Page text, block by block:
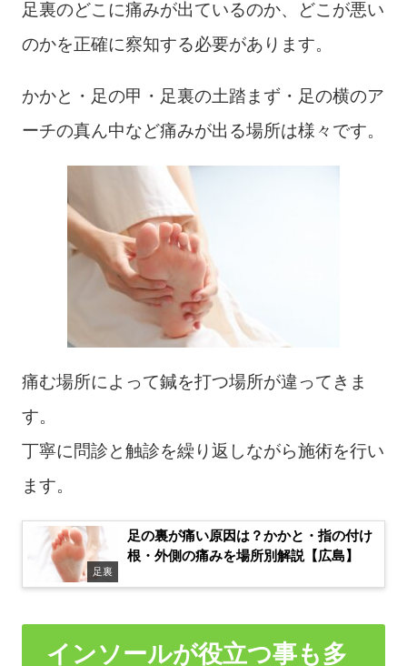
足裏のどこに痛みが出ているのか、どこが悪い
のかを正確に察知する必要があります。
かかと・足の甲・足裏の土踏まず・足の横のア
ーチの真ん中など痛みが出る場所は様々です。
痛む場所によって鍼を打つ場所が違ってきま
す。
丁寧に問診と触診を繰り返しながら施術を行い
ます。
足裏
足の裏が痛い原因は？かかと・指の付け
根・外側の痛みを場所別解説【広島】
インソールが役立つ事も多